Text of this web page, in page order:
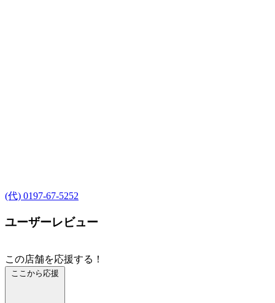
(代) 0197-67-5252
ユーザーレビュー
この店舗を応援する！
ここから応援